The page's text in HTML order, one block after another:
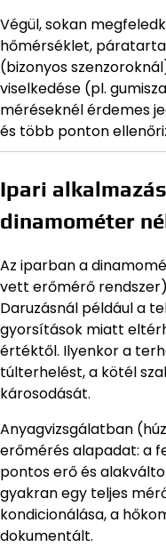
Végül, sokan
hőmérséklet,
(bizonyos
viselkedése (pl.
méréseknél érdemes
és több ponton
Ipari
dinamométer
Az iparban a
vett erőmérő
Daruzásnál például a
gyorsítások miatt
értéktől. Ilyenkor a
túlterhelést, a kötél
károsodását.
Anyagvizsgálatban
erőmérés alapadat: a
pontos erő és
gyakran egy teljes
kondicionálása, a
dokumentált.